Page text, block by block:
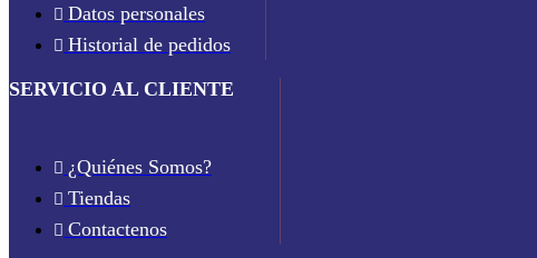
Datos personales
Historial de pedidos
SERVICIO AL CLIENTE
¿Quiénes Somos?
Tiendas
Contactenos